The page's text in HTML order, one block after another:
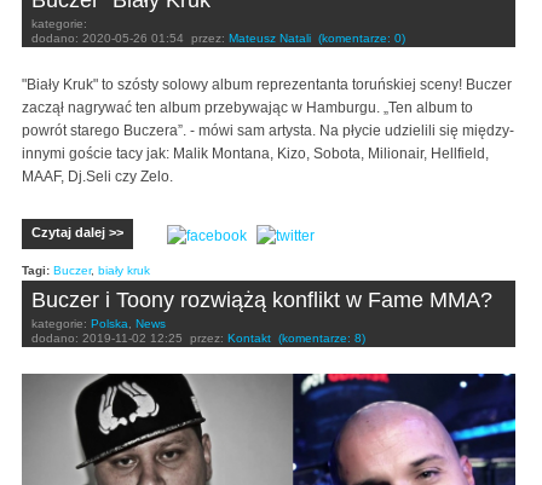
kategorie:
dodano: 2020-05-26 01:54 przez: Mateusz Natali (komentarze: 0)
"Biały Kruk" to szósty solowy album reprezentanta toruńskiej sceny! Buczer
zaczął nagrywać ten album przebywając w Hamburgu. „Ten album to
powrót starego Buczera”. - mówi sam artysta. Na płycie udzielili się między-
innymi goście tacy jak: Malik Montana, Kizo, Sobota, Milionair, Hellfield,
MAAF, Dj.Seli czy Zelo.
Czytaj dalej >>
Tagi: Buczer, biały kruk
Buczer i Toony rozwiążą konflikt w Fame MMA?
kategorie: Polska, News
dodano: 2019-11-02 12:25 przez: Kontakt (komentarze: 8)